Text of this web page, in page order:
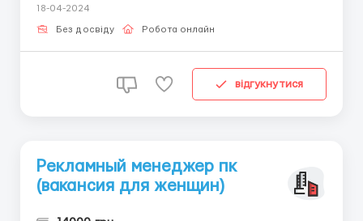
Графік роботи на вибір - Оплата праці в доларах -
Оплачуване стажування - Навчання без вкладень
18-04-2024
Без досвіду Робота онлайн
відгукнутися
Рекламный менеджер пк
(вакансия для женщин)